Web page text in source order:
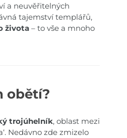
a neuvěřitelných
tajemství templářů,
života – to vše a mnoho
obětí?
trojúhelník, oblast mezi
Nedávno zde zmizelo